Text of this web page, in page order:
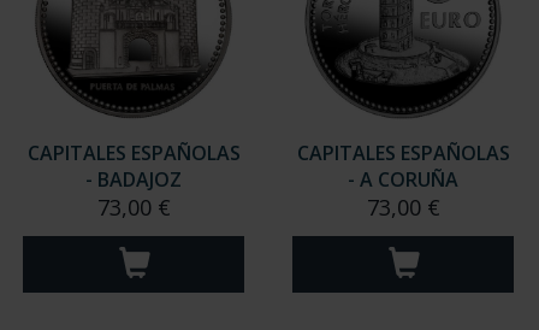
CAPITALES ESPAÑOLAS
- BADAJOZ
73,00 €
CAPITALES ESPAÑOLAS
- A CORUÑA
73,00 €